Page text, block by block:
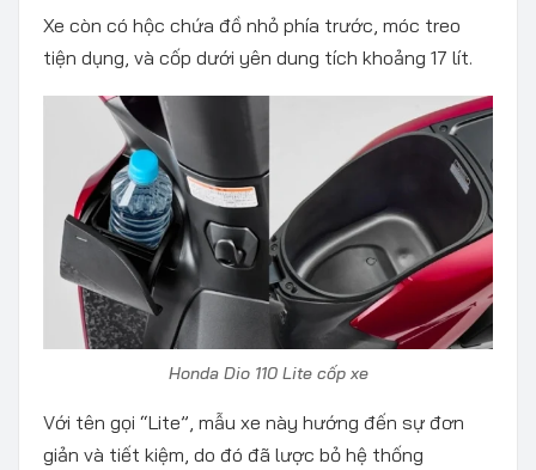
Xe còn có hộc chứa đồ nhỏ phía trước, móc treo
tiện dụng, và cốp dưới yên dung tích khoảng 17 lít.
Honda Dio 110 Lite cốp xe
Với tên gọi “Lite”, mẫu xe này hướng đến sự đơn
giản và tiết kiệm, do đó đã lược bỏ hệ thống